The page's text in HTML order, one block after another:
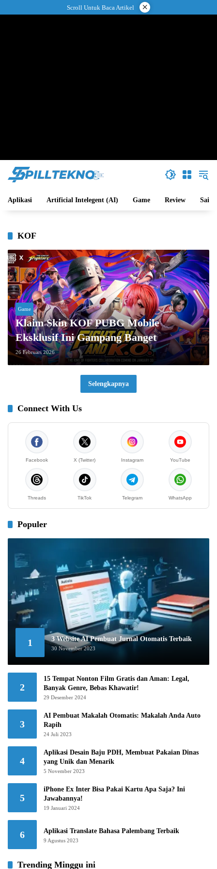
ke
Scroll Untuk Baca Artikel ×
Aplikasi Artificial Intelegent (AI) Game Review Sains
KOF
Game
Klaim Skin KOF PUBG Mobile
Eksklusif Ini Gampang Banget
26 Februari 2026
Selengkapnya
Connect With Us
Facebook X (Twitter) Instagram YouTube
Threads TikTok Telegram WhatsApp
Populer
1 3 Website AI Pembuat Jurnal Otomatis Terbaik
30 November 2023
2
15 Tempat Nonton Film Gratis dan Aman: Legal,
Banyak Genre, Bebas Khawatir!
29 Desember 2024
3
AI Pembuat Makalah Otomatis: Makalah Anda Auto
Rapih
24 Juli 2023
4
Aplikasi Desain Baju PDH, Membuat Pakaian Dinas
yang Unik dan Menarik
5 November 2023
5
iPhone Ex Inter Bisa Pakai Kartu Apa Saja? Ini
Jawabannya!
19 Januari 2024
6 Aplikasi Translate Bahasa Palembang Terbaik
9 Agustus 2023
Trending Minggu ini